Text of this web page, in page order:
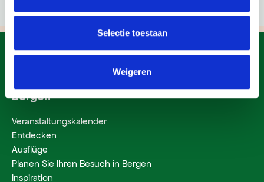
Selectie toestaan
Weigeren
Bergen
Veranstaltungskalender
Entdecken
Ausflüge
Planen Sie Ihren Besuch in Bergen
Inspiration